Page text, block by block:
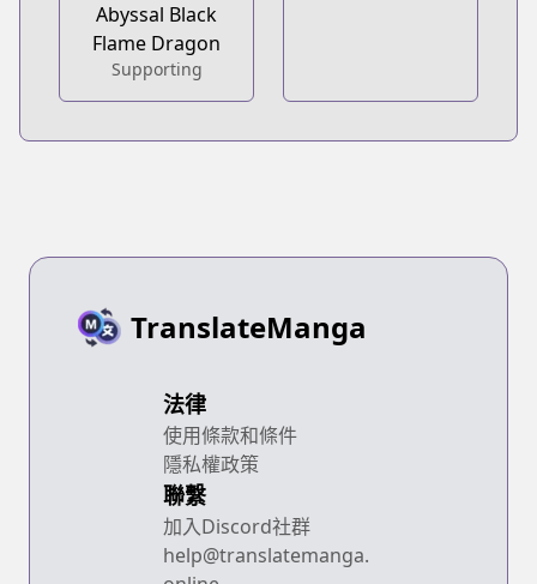
Abyssal Black
Flame Dragon
Supporting
TranslateManga
法律
使用條款和條件
隱私權政策
聯繫
加入Discord社群
help@translatemanga.